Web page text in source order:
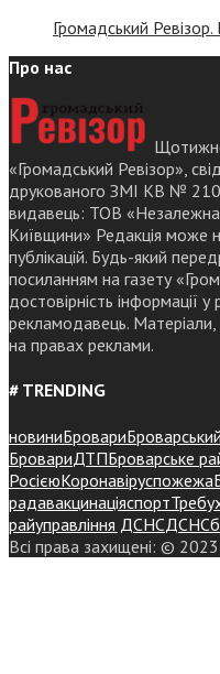
Громадський
Про нас
«Громадський Ревізор»,
друкованого ЗМІ КВ №
видавець: ТОВ «Незалежна
Київщини» Редакція може
публікацій. Будь-який
посиланням на газету
достовірність інформації
рекламодавець.
на правах реклами.
# TRENDING
новиниБровари
БровариДТПБроварське
РосієюКоронавіруспожежа
радавакцинаціяспорт
райуправління ДСНСДСНС
Всі права захищені: © 2023,